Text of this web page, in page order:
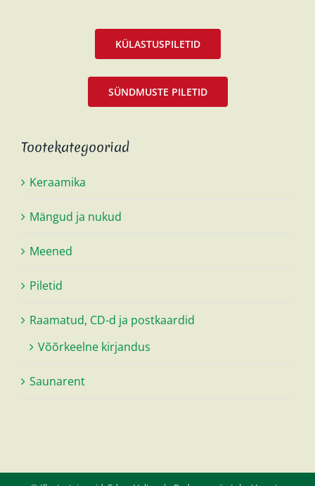
KÜLASTUSPILETID
SÜNDMUSTE PILETID
Tootekategooriad
Keraamika
Mängud ja nukud
Meened
Piletid
Raamatud, CD-d ja postkaardid
Võõrkeelne kirjandus
Saunarent